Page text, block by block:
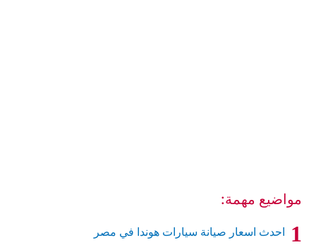
مواضيع مهمة:
احدث اسعار صيانة سيارات هوندا في مصر